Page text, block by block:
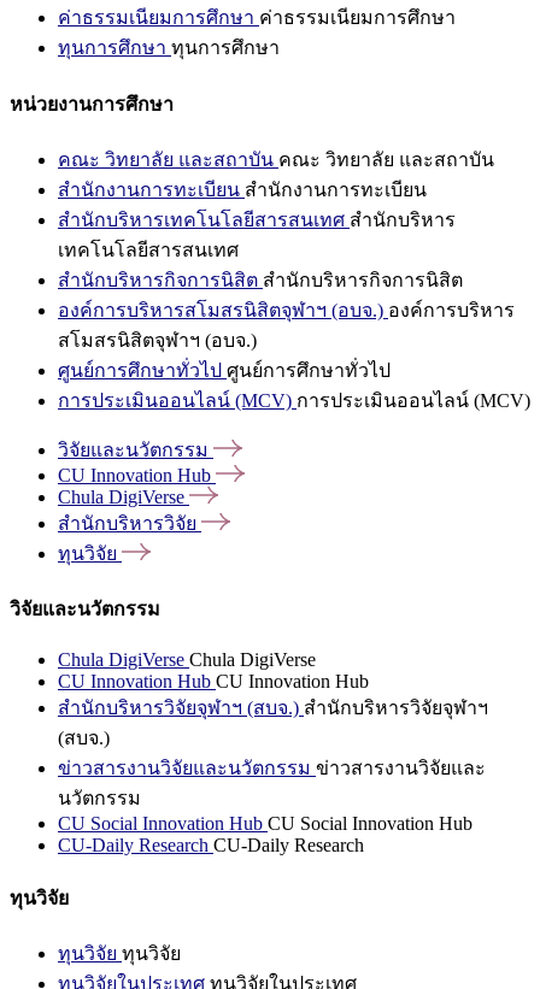
ค่าธรรมเนียมการศึกษา ค่าธรรมเนียมการศึกษา
ทุนการศึกษา ทุนการศึกษา
หน่วยงานการศึกษา
คณะ วิทยาลัย และสถาบัน คณะ วิทยาลัย และสถาบัน
สำนักงานการทะเบียน สำนักงานการทะเบียน
สำนักบริหารเทคโนโลยีสารสนเทศ สำนักบริหาร
เทคโนโลยีสารสนเทศ
สำนักบริหารกิจการนิสิต สำนักบริหารกิจการนิสิต
องค์การบริหารสโมสรนิสิตจุฬาฯ (อบจ.) องค์การบริหาร
สโมสรนิสิตจุฬาฯ (อบจ.)
ศูนย์การศึกษาทั่วไป ศูนย์การศึกษาทั่วไป
การประเมินออนไลน์ (MCV) การประเมินออนไลน์ (MCV)
วิจัยและนวัตกรรม
CU Innovation Hub
Chula DigiVerse
สำนักบริหารวิจัย
ทุนวิจัย
วิจัยและนวัตกรรม
Chula DigiVerse Chula DigiVerse
CU Innovation Hub CU Innovation Hub
สำนักบริหารวิจัยจุฬาฯ (สบจ.) สำนักบริหารวิจัยจุฬาฯ
(สบจ.)
ข่าวสารงานวิจัยและนวัตกรรม ข่าวสารงานวิจัยและ
นวัตกรรม
CU Social Innovation Hub CU Social Innovation Hub
CU-Daily Research CU-Daily Research
ทุนวิจัย
ทุนวิจัย ทุนวิจัย
ทุนวิจัยในประเทศ ทุนวิจัยในประเทศ